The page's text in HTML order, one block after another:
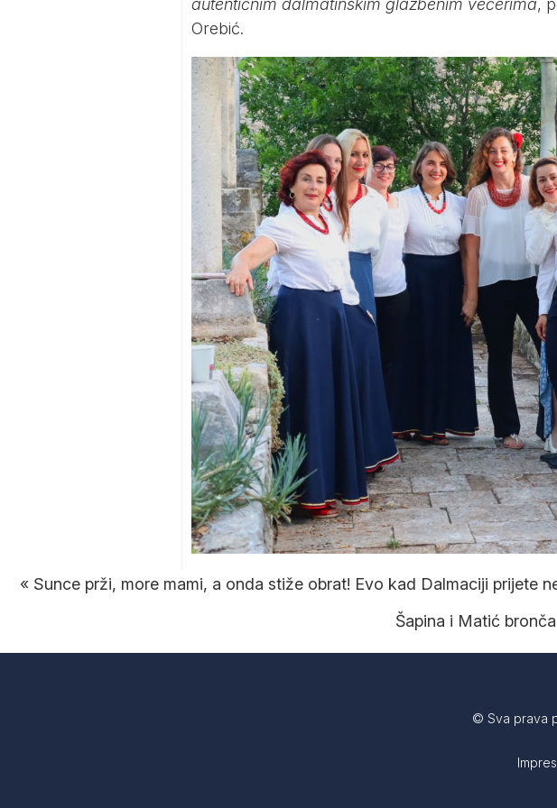
autentičnim dalmatinskim glazbenim večerima,
Orebić.
« Sunce prži, more mami, a onda stiže obrat! Evo kad Dalmaciji prijete
Šapina i Matić
© Sva prava